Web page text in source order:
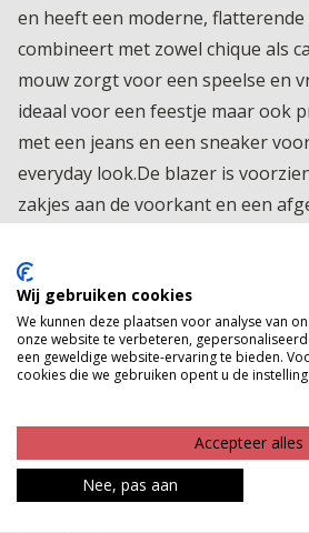
en heeft een moderne,
combineert met zowel chique als
mouw zorgt voor een speelse en
ideaal voor een feestje maar ook
met een jeans en een sneaker
everyday look.De blazer is
zakjes aan de voorkant en een
dan de klassieke variant. Dit
uniek en eigentijds.Als finishing
een prachtige pauwenveren print,
een luxe, opvallende look krijgt
zijn. Perfect voor vrouwen die
karakter die fashionable, elegant
combineren.Een echte must-have
Product kenmerken
Wij gebruiken cookies
We kunnen deze plaatsen voor analyse van
onze website te verbeteren,
een geweldige website-ervaring te bieden.
cookies die we gebruiken opent u de
Accepteer alles
Nee, pas aan